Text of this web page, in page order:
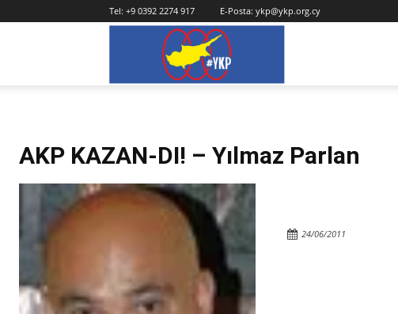
Tel: +9 0392 2274 917 E-Posta: ykp@ykp.org.cy
AKP KAZAN-DI! – Yılmaz Parlan
24/06/2011